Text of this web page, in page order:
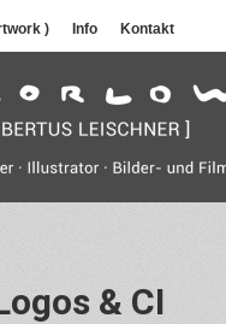
) Info Kontakt
& CI